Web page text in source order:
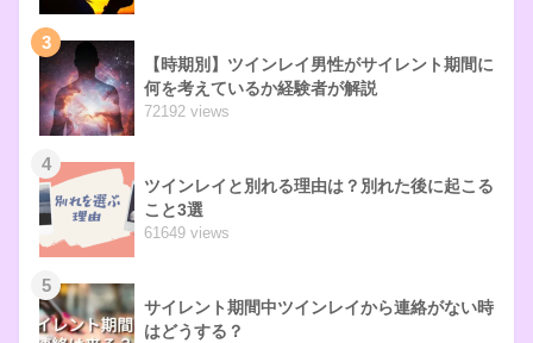
3
【時期別】ツインレイ男性がサイレント期間に
何を考えているか経験者が解説
72192 views
4
ツインレイと別れる理由は？別れた後に起こる
こと3選
61649 views
5
サイレント期間中ツインレイから連絡がない時
はどうする？